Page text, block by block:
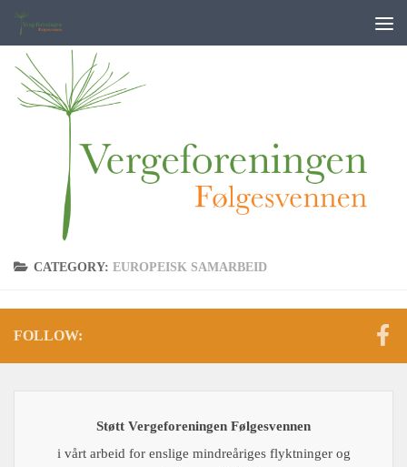
Skip to content
CATEGORY: EUROPEISK SAMARBEID
FOLLOW:
Støtt Vergeforeningen Følgesvennen
i vårt arbeid for enslige mindreåriges flyktninger og